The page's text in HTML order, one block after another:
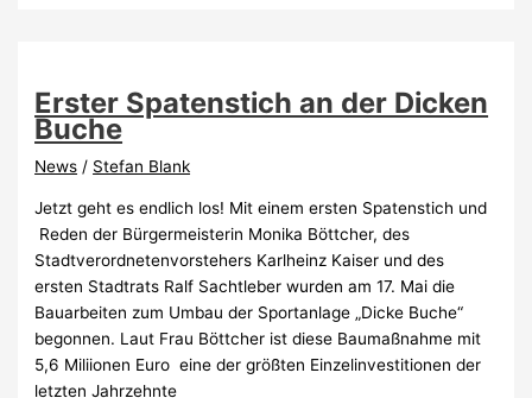
Erster Spatenstich an der Dicken
Buche
News / Stefan Blank
Jetzt geht es endlich los! Mit einem ersten Spatenstich und
Reden der Bürgermeisterin Monika Böttcher, des
Stadtverordnetenvorstehers Karlheinz Kaiser und des
ersten Stadtrats Ralf Sachtleber wurden am 17. Mai die
Bauarbeiten zum Umbau der Sportanlage „Dicke Buche“
begonnen. Laut Frau Böttcher ist diese Baumaßnahme mit
5,6 Miliionen Euro eine der größten Einzelinvestitionen der
letzten Jahrzehnte